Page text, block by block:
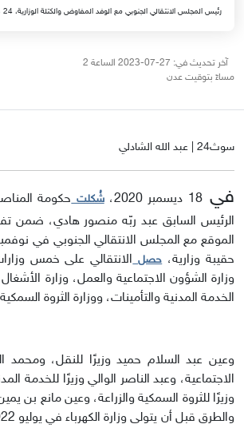
رئيس المجلس الانتقالي الجنوبي مع الوفد المفاوض والكتلة الوزارية، 24 ديسمبر 2020 (رسمي)
آخر تحديث في: 27-07-2023 الساعة 2
مساءً بتوقيت عدن
سوث24 | عبد الله الشادلي
في18 ديسمبر 2020، شُكلت حكومة
الرئيس السابق عبد ربّه منصور هادي، ضمن
حقيبة وزارية، حصل الانتقالي على خمس
وزارة الشؤون الاجتماعية والعمل، وزارة
الخدمة المدنية والتأمينات، ووزارة الثروة
وعين عبد السلام حميد وزيرًا للنقل، ومحمد
الاجتماعية، وعبد الناصر الوالي وزيرًا للخدمة
وزيرًا للثروة السمكية والزراعة، وعين مانع بن